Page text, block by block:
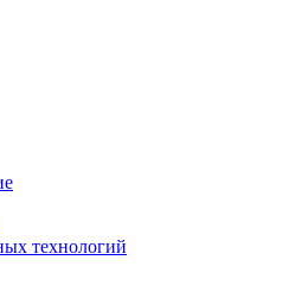
технологий